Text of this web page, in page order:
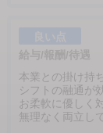
給与/報酬/待遇
本業との掛け持
シフトの融通が
お柔軟に優しく
無理なく両立し